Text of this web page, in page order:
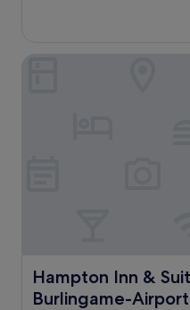
Bewertungen)
Hampton Inn &
Burlingame-
Hampton Inn & Suites
Hampton Inn & Suites